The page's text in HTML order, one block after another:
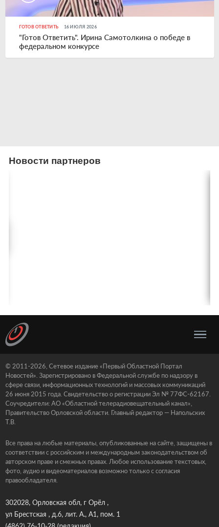
ГОТОВ ОТВЕТИТЬ 16 ИЮЛЯ 2026
"Готов Ответить". Ирина Самотолкина о победе в
федеральном конкурсе
Новости партнеров
© 2011-2026, Сетевое издание «Первый Областной Портал
Новостей». Зарегистрировано в Федеральной службе по надзору в
сфере связи, информационных технологий и массовых коммуникаций
26 июня 2015 года. Свидетельство о регистрации Эл № 77ФС-62167.
Соучредители: АО «Областной телерадиовещательный канал»,
Правительство Орловской области. Главный редактор — Напольских
Т.В.
Все права на любые материалы, опубликованные на сайте, защищены в
соответствии с российским и международным законодательством об
авторском праве и смежных правах. Любое использование текстовых,
фото, аудио и видеоматериалов возможно только с согласия
правообладателя.
302028, Орловская обл, г Орёл ,
ул Брестская , д.6, лит. А., А1, пом. 1